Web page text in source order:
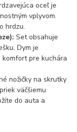
oceľ je
vplyvom.
hrdzu.
Set obsahuje
Dym je
komfort pre kuchára
nožičky na skrutky
väčšiemu
do auta a